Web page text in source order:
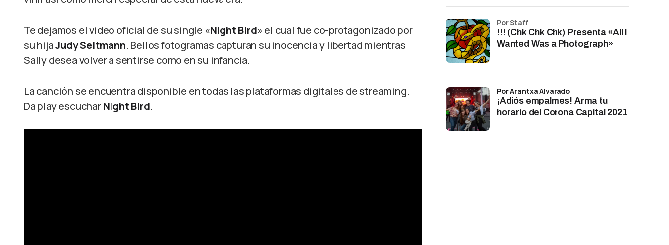
Te dejamos el video oficial de su single «Night Bird» el cual fue co-protagonizado por
su hijaJudy Seltmann. Bellos fotogramas capturan su inocencia y libertad mientras
Sally desea volver a sentirse como en su infancia.
La canción se encuentra disponible en todas las plataformas digitales de streaming.
Da play escucharNight Bird.
!!! (Chk Chk Chk) Presenta «All I
Wanted Was a Photograph»
por Staff
¡Adiós empalmes! Arma tu
horario del Corona Capital 2021
por Arantxa Alvarado